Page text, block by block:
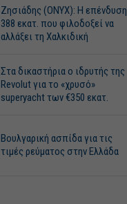
Ζησιάδης (ONYX): Η επένδυση
388 εκατ. που φιλοδοξεί να
αλλάξει τη Χαλκιδική
Στα δικαστήρια ο ιδρυτής της
Revolut για το «χρυσό»
superyacht των €350 εκατ.
Βουλγαρική ασπίδα για τις
τιμές ρεύματος στην Ελλάδα